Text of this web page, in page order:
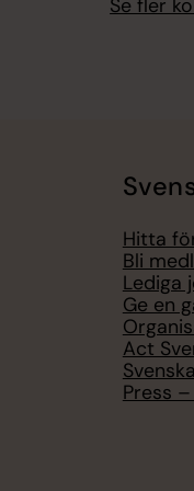
Se fler
Hitta
Bli
Lediga
Ge en
Act
Press